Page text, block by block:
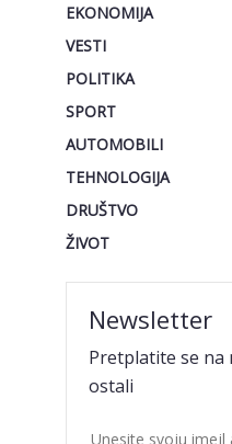
EKONOMIJA
VESTI
POLITIKA
SPORT
AUTOMOBILI
TEHNOLOGIJA
DRUŠTVO
ŽIVOT
Newsletter
Pretplatite se na
ostali